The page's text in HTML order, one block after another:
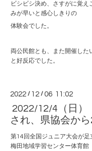
ビシビシ決め、さすがに覚え
みが早いと感心しきりの
体験会でした。
両公民館とも、また開催した
と好反応でした。
2022 / 12 /06 11:02
2022/12/4（日
され、県協会から
第14回全国ジュニア大会が足
梅田地域学習センター体育館